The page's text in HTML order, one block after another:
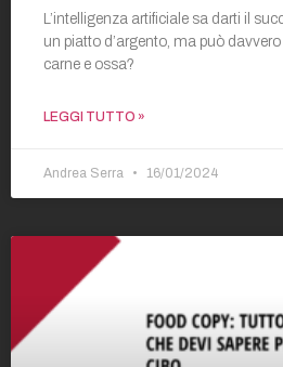
L’intelligenza artificiale sa darti il
un piatto d’argento, ma può
carne e ossa?
LEGGI TUTTO »
Andrea Serra 16/01/2024